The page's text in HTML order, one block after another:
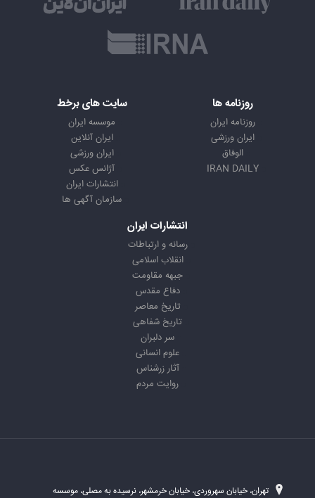
روزنامه ها
روزنامه ایران
ایران ورزشی
الوفاق
IRAN DAILY
سایت های برخط
موسسه ایران
ایران آنلاین
ایران ورزشی
آژانس عکس
انتشارات ایران
سازمان آگهی ها
انتشارات ایران
رسانه و ارتباطات
انقلاب اسلامی
جبهه مقاومت
دفاع مقدس
تاریخ معاصر
تاریخ شفاهی
سر دلبران
علوم انسانی
آثار زرشناس
روایت مردم
تهران، خیابان سهروردی، خیابان خرمشهر، نرسیده به مصلی، موسسه